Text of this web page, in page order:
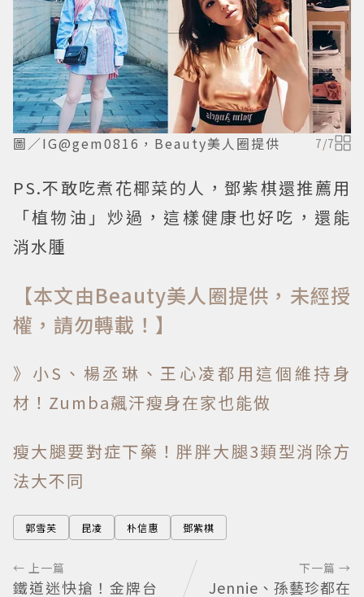
圖／IG@gem0816，Beauty美人圈提供 7/7
PS.不敢吃煮花椰菜的人，鄧紫棋還推薦用
「植物油」炒過，這樣健康也好吃，還能
消水腫
【本文由Beauty美人圈提供，未經授
權，請勿轉載！】
》小S、楊丞琳、王心凌都用這個維持身
材！Zumba飆汗瘦身在家也能做
瘦大腿要對症下藥！胖胖大腿3類型消除方
法大不同
郭雪芙 昆凌 朴信惠 鄧紫棋
← 上一篇
鐵道迷快搶！金牌台
下一篇 →
Jennie、孫藝珍都在